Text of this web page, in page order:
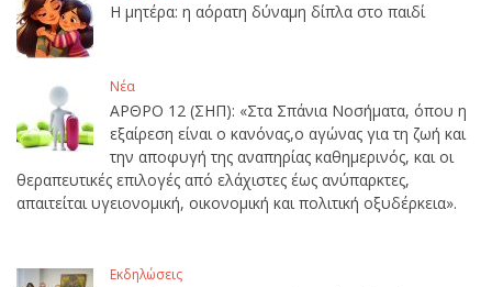
Η μητέρα: η αόρατη δύναμη δίπλα στο παιδί
Νέα
ΑΡΘΡΟ 12 (ΣΗΠ): «Στα Σπάνια Νοσήματα, όπου η
εξαίρεση είναι ο κανόνας,ο αγώνας για τη ζωή και
την αποφυγή της αναπηρίας καθημερινός, και οι
θεραπευτικές επιλογές από ελάχιστες έως ανύπαρκτες,
απαιτείται υγειονομική, οικονομική και πολιτική οξυδέρκεια».
Εκδηλώσεις